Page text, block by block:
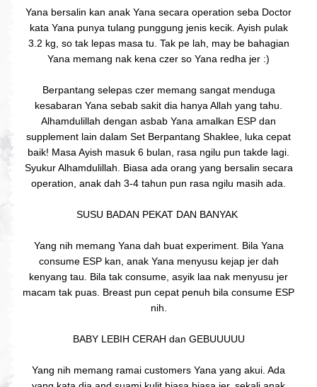
Yana bersalin kan anak Yana secara operation seba Doctor
kata Yana punya tulang punggung jenis kecik. Ayish pulak
3.2 kg, so tak lepas masa tu. Tak pe lah, may be bahagian
Yana memang nak kena czer so Yana redha jer :)
Berpantang selepas czer memang sangat menduga
kesabaran Yana sebab sakit dia hanya Allah yang tahu.
Alhamdulillah dengan asbab Yana amalkan ESP dan
supplement lain dalam Set Berpantang Shaklee, luka cepat
baik! Masa Ayish masuk 6 bulan, rasa ngilu pun takde lagi.
Syukur Alhamdulillah. Biasa ada orang yang bersalin secara
operation, anak dah 3-4 tahun pun rasa ngilu masih ada.
SUSU BADAN PEKAT DAN BANYAK
Yang nih memang Yana dah buat experiment. Bila Yana
consume ESP kan, anak Yana menyusu kejap jer dah
kenyang tau. Bila tak consume, asyik laa nak menyusu jer
macam tak puas. Breast pun cepat penuh bila consume ESP
nih.
BABY LEBIH CERAH dan GEBUUUUU
Yang nih memang ramai customers Yana yang akui. Ada